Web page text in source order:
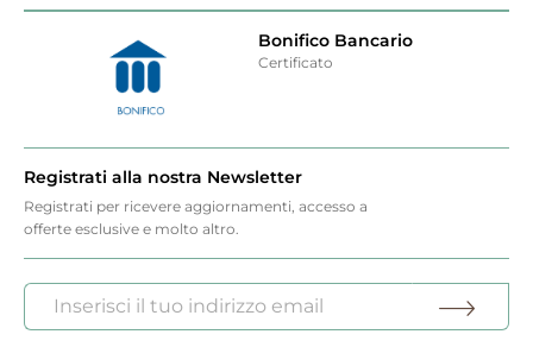
Bonifico Bancario
Certificato
Registrati alla nostra Newsletter
Registrati per ricevere aggiornamenti, accesso a
offerte esclusive e molto altro.